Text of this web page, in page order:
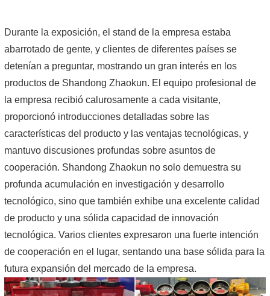
Durante la exposición, el stand de la empresa estaba
abarrotado de gente, y clientes de diferentes países se
detenían a preguntar, mostrando un gran interés en los
productos de Shandong Zhaokun. El equipo profesional de
la empresa recibió calurosamente a cada visitante,
proporcionó introducciones detalladas sobre las
características del producto y las ventajas tecnológicas, y
mantuvo discusiones profundas sobre asuntos de
cooperación. Shandong Zhaokun no solo demuestra su
profunda acumulación en investigación y desarrollo
tecnológico, sino que también exhibe una excelente calidad
de producto y una sólida capacidad de innovación
tecnológica. Varios clientes expresaron una fuerte intención
de cooperación en el lugar, sentando una base sólida para la
futura expansión del mercado de la empresa.